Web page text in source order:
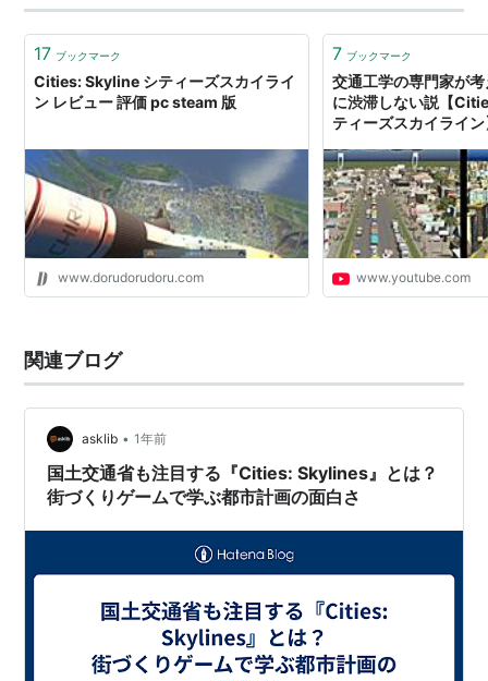
17 ブックマーク
Cities: Skyline シティーズスカイライ
ン レビュー 評価 pc steam 版
www.dorudorudoru.com
7 ブックマーク
交通工学の専門家が
に渋滞しない説【
ティーズスカイライ
www.youtube.com
関連ブログ
asklib • 1年前
国土交通省も注目する『Cities: Skylines』とは？
街づくりゲームで学ぶ都市計画の面白さ